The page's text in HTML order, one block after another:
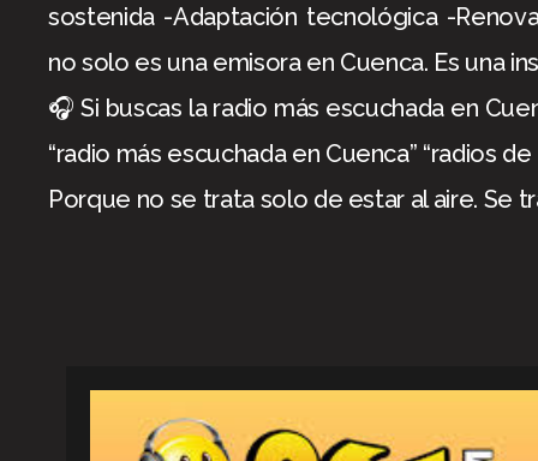
sostenida -Adaptación tecnológica -
no solo es una emisora en Cuenca. Es una
🎧 Si buscas la radio más escuchada en
“radio más escuchada en Cuenca” “radios
Porque no se trata solo de estar al aire. Se